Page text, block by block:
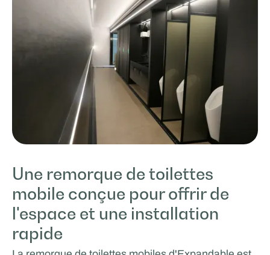
Une remorque de toilettes
mobile conçue pour offrir de
l'espace et une installation
rapide